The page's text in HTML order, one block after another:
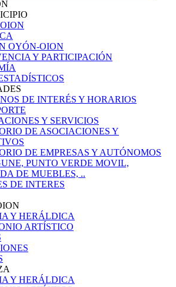
OYÓN-OION
Y PARTICIPACIÓN
DE INTERÉS Y HORARIOS
Y SERVICIOS
DE ASOCIACIONES Y
DE EMPRESAS Y AUTÓNOMOS
PUNTO VERDE MOVIL,
DE MUEBLES, ..
DE INTERES
Y HERÁLDICA
ARTÍSTICO
Y HERÁLDICA